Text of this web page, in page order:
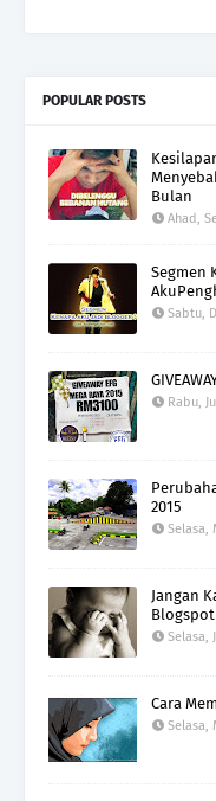
POPULAR POSTS
Bulan
Ahad,
Segmen
Sabtu,
Rabu,
2015
Selasa,
Jangan
Blogspot
Selasa,
Cara
Selasa,